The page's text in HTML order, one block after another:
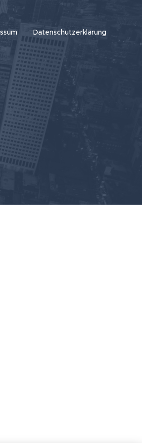
Datenschutzerklärung